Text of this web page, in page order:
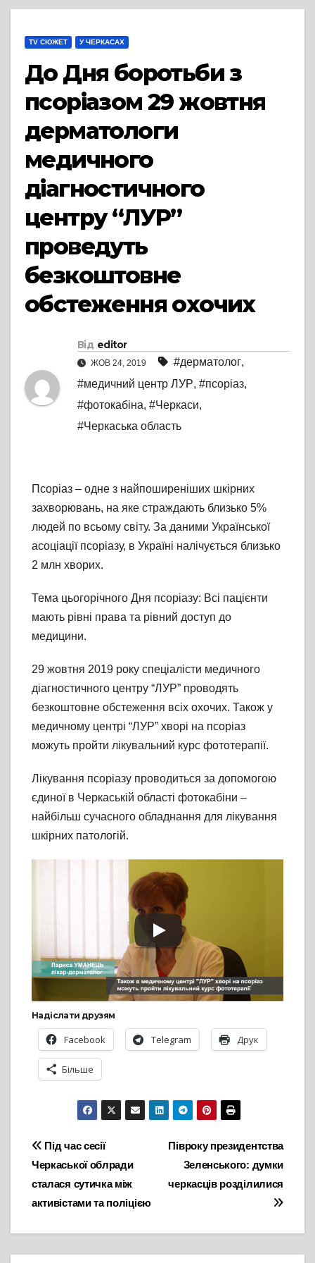
TV СЮЖЕТ У ЧЕРКАСАХ
До Дня боротьби з
псоріазом 29 жовтня
дерматологи
медичного
діагностичного
центру “ЛУР”
проведуть
безкоштовне
обстеження охочих
Від editor
ЖОВ 24, 2019 #дерматолог,
#медичний центр ЛУР, #псоріаз,
#фотокабіна, #Черкаси,
#Черкаська область
Псоріаз – одне з найпоширеніших шкірних
захворювань, на яке страждають близько 5%
людей по всьому світу. За даними Української
асоціації псоріазу, в Україні налічується близько
2 млн хворих.
Тема цьогорічного Дня псоріазу: Всі пацієнти
мають рівні права та рівний доступ до
медицини.
29 жовтня 2019 року спеціалісти медичного
діагностичного центру “ЛУР” проводять
безкоштовне обстеження всіх охочих. Також у
медичному центрі “ЛУР” хворі на псоріаз
можуть пройти лікувальний курс фототерапії.
Лікування псоріазу проводиться за допомогою
єдиної в Черкаській області фотокабіни –
найбільш сучасного обладнання для лікування
шкірних патологій.
Надіслати друзям
Facebook Telegram Друк
Більше
Навігація
записів
Півроку президентства
Зеленського: думки
черкасців розділилися
Під час сесії
Черкаської облради
сталася сутичка між
активістами та поліцією